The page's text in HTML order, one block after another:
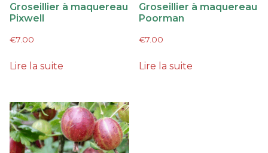
Groseillier à maquereau
Pixwell
€7.00
Lire la suite
Groseillier à maquereau
Poorman
€7.00
Lire la suite